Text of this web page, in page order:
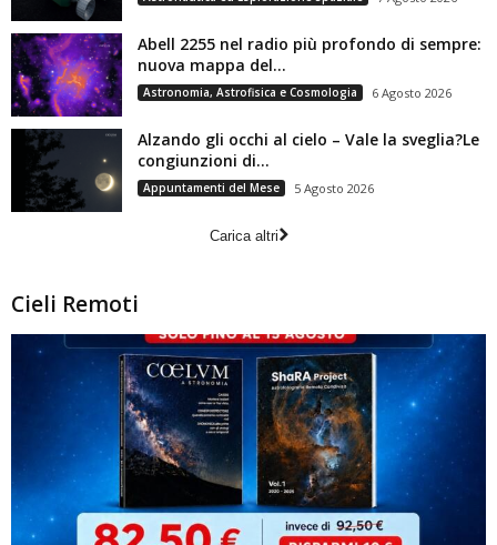
Abell 2255 nel radio più profondo di sempre:
nuova mappa del...
Astronomia, Astrofisica e Cosmologia 6 Agosto 2026
Alzando gli occhi al cielo – Vale la sveglia?Le
congiunzioni di...
Appuntamenti del Mese 5 Agosto 2026
Carica altri
Cieli Remoti